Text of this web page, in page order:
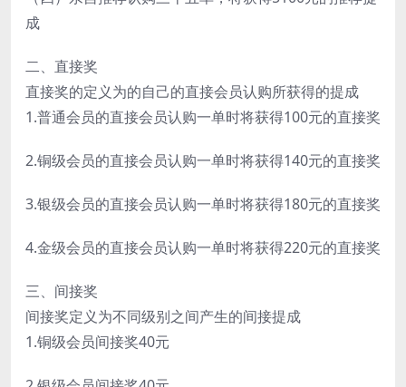
成
二、直接奖
直接奖的定义为的自己的直接会员认购所获得的提成
1.普通会员的直接会员认购一单时将获得100元的直接奖
2.铜级会员的直接会员认购一单时将获得140元的直接奖
3.银级会员的直接会员认购一单时将获得180元的直接奖
4.金级会员的直接会员认购一单时将获得220元的直接奖
三、间接奖
间接奖定义为不同级别之间产生的间接提成
1.铜级会员间接奖40元